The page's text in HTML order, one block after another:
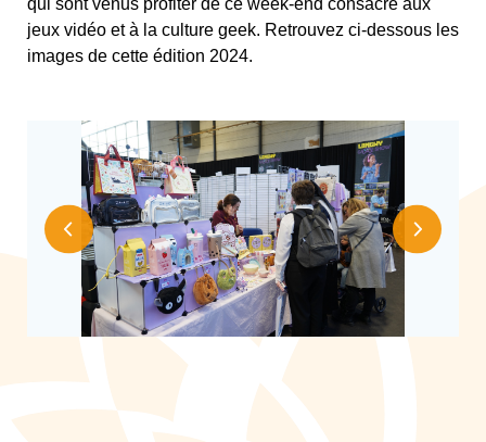
jeux vidéo et à la culture geek. Retrouvez ci-dessous les
images de cette édition 2024.